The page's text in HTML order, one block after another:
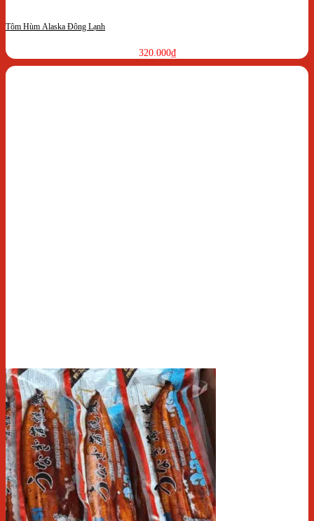
Tôm Hùm Alaska Đông Lạnh
320.000₫